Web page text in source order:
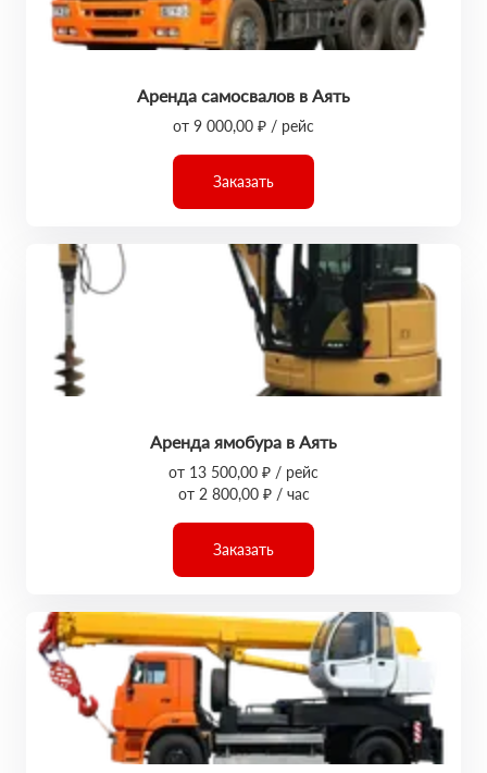
Аренда самосвалов в Аять
от 9 000,00 ₽ / рейс
Заказать
Аренда ямобура в Аять
от 13 500,00 ₽ / рейс
от 2 800,00 ₽ / час
Заказать